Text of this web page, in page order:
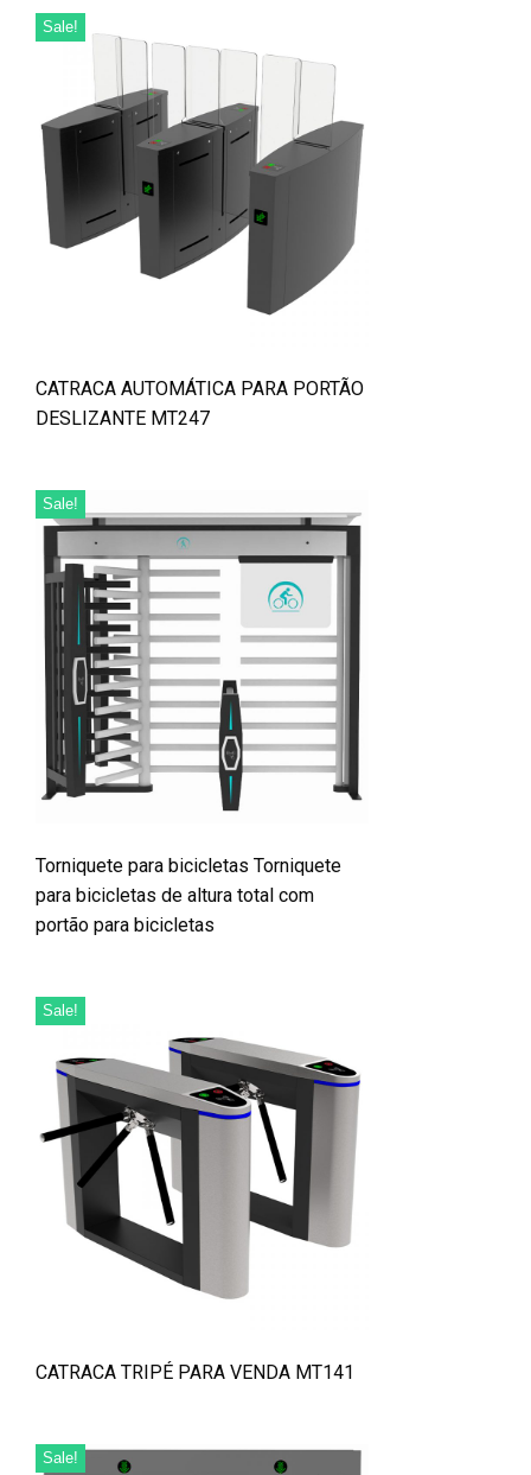
Sale!
CATRACA AUTOMÁTICA PARA PORTÃO
DESLIZANTE MT247
Sale!
Torniquete para bicicletas Torniquete
para bicicletas de altura total com
portão para bicicletas
Sale!
CATRACA TRIPÉ PARA VENDA MT141
Sale!